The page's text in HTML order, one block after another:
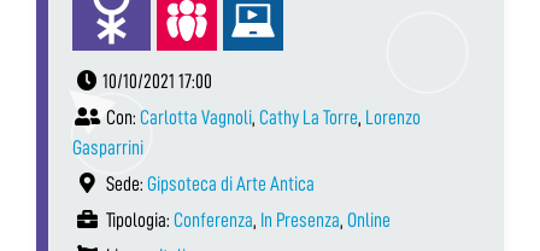
10/10/2021 17:00
Con: Carlotta Vagnoli, Cathy La Torre, Lorenzo
Gasparrini
Sede: Gipsoteca di Arte Antica
Tipologia: Conferenza, In Presenza, Online